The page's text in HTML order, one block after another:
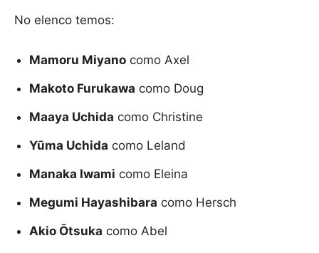
No elenco temos:
Mamoru Miyano como Axel
Makoto Furukawa como Doug
Maaya Uchida como Christine
Yūma Uchida como Leland
Manaka Iwami como Eleina
Megumi Hayashibara como Hersch
Akio Ōtsuka como Abel